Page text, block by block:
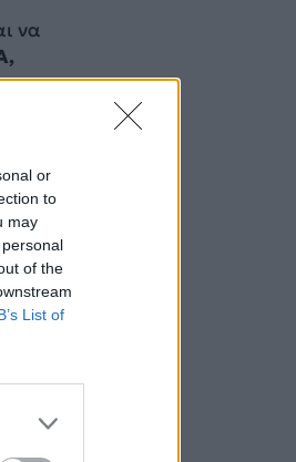
or
to
may
of the
List of
να